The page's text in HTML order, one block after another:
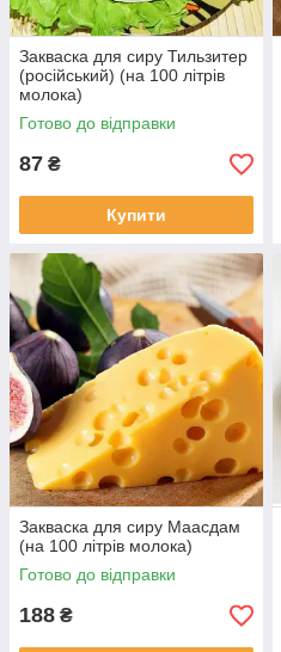
Закваска для сиру Тильзитер
(російський) (на 100 літрів
молока)
Готово до відправки
87 ₴
Купити
Закваска для сиру Маасдам
(на 100 літрів молока)
Готово до відправки
188 ₴